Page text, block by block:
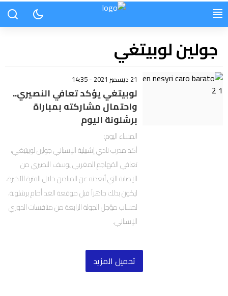
جولين لوبيتغي
21 ديسمبر 2021 - 14:35
لوبيتغي يؤكد تعافي النصيري..
واحتمال مشاركته بمباراة
برشلونة اليوم
المساء اليوم:
أكد مدرب نادي إشبيلية الإسباني جولين لوبيتيغي،
تعافي المُهاجم المغربي يوسف النصيري من
الإصابة التي أبعدته عن الميادين خلال الفترة الأخيرة،
ليكون بذلك جاهزاً قبل موقعة الغد أمام برشلونة،
لحساب مؤجل الجولة الرابعة من منافسات الدوري
الإسباني.
تحميل المزيد